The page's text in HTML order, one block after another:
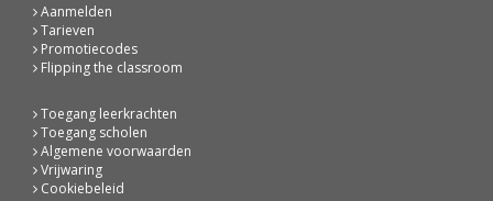
Aanmelden
Tarieven
Promotiecodes
Flipping the classroom
Toegang leerkrachten
Toegang scholen
Algemene voorwaarden
Vrijwaring
Cookiebeleid